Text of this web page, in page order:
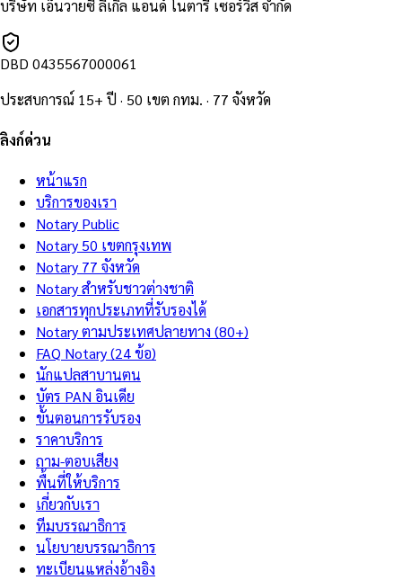
บริษัท เอ็นวายซี ลีเกิล แอนด์ โนตารี เซอร์วิส จำกัด
DBD 0435567000061
ประสบการณ์ 15+ ปี · 50 เขต กทม. · 77 จังหวัด
ลิงก์ด่วน
หน้าแรก
บริการของเรา
Notary Public
Notary 50 เขตกรุงเทพ
Notary 77 จังหวัด
Notary สำหรับชาวต่างชาติ
เอกสารทุกประเภทที่รับรองได้
Notary ตามประเทศปลายทาง (80+)
FAQ Notary (24 ข้อ)
นักแปลสาบานตน
บัตร PAN อินเดีย
ขั้นตอนการรับรอง
ราคาบริการ
ถาม-ตอบเสียง
พื้นที่ให้บริการ
เกี่ยวกับเรา
ทีมบรรณาธิการ
นโยบายบรรณาธิการ
ทะเบียนแหล่งอ้างอิง